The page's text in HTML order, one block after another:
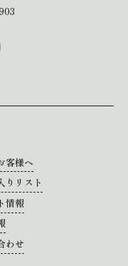
客様へ
りリスト
情報
わせ